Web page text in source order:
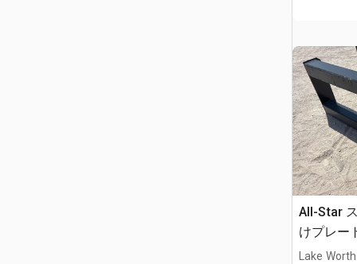
All-Star
けプレー
Lake